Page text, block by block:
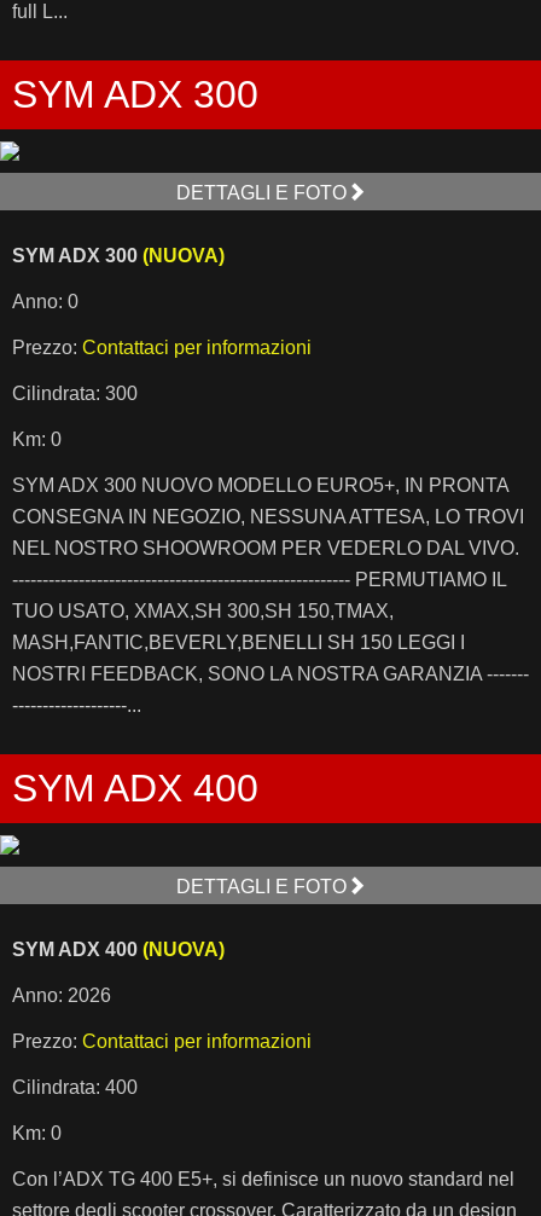
full L...
SYM ADX 300
DETTAGLI E FOTO
SYM ADX 300 (NUOVA)
Anno: 0
Prezzo: Contattaci per informazioni
Cilindrata: 300
Km: 0
SYM ADX 300 NUOVO MODELLO EURO5+, IN PRONTA
CONSEGNA IN NEGOZIO, NESSUNA ATTESA, LO TROVI
NEL NOSTRO SHOOWROOM PER VEDERLO DAL VIVO.
-------------------------------------------------------- PERMUTIAMO IL
TUO USATO, XMAX,SH 300,SH 150,TMAX,
MASH,FANTIC,BEVERLY,BENELLI SH 150 LEGGI I
NOSTRI FEEDBACK, SONO LA NOSTRA GARANZIA -------
-------------------...
SYM ADX 400
DETTAGLI E FOTO
SYM ADX 400 (NUOVA)
Anno: 2026
Prezzo: Contattaci per informazioni
Cilindrata: 400
Km: 0
Con l’ADX TG 400 E5+, si definisce un nuovo standard nel
settore degli scooter crossover. Caratterizzato da un design